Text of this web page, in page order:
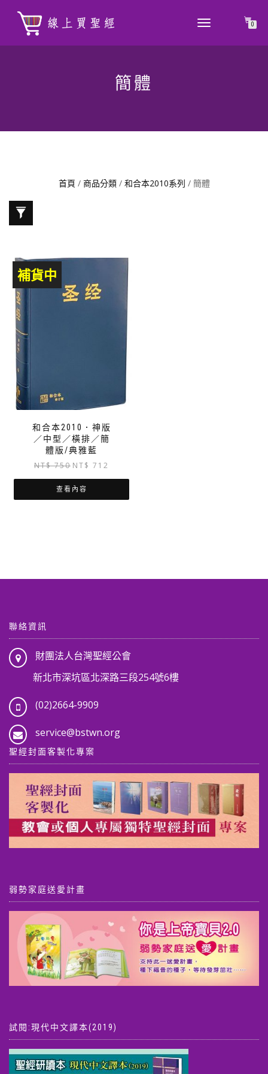
TOGGLE
0
簡體
首頁 / 商品分類/ 和合本2010系列 / 簡體
補貨中
和合本2010．神版
／中型／橫排／簡
體版/典雅藍
NT$750 原
始
價
格：
NT$ 712
前
格：
查看內容
聯絡資訊
財團法人台灣聖經公會
新北市深坑區北深路三段254號6樓
(02)2664-9909
service@bstwn.org
聖經封面客製化專案
弱勢家庭送愛計畫
試閱:現代中文譯本(2019)